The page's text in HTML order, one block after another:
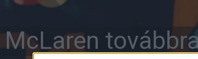
McLaren